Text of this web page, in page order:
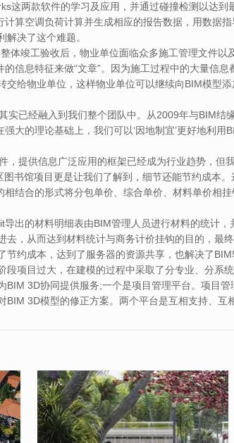
这两款软件的学习及应用，并通过碰撞检测以达到
算空调负荷计算并生成相应的报告数据，用数据
决了这个难题。
体竣工验收后，物业单位面临众多施工管理文件
信息特征来做“文章”。因为施工过程中的大量信
交给物业单位，这样物业单位可以继续向BIM模型
实已经融入到我们整个团队中。从2009年与BIM
大的理论基础上，我们可以‘因地制宜’更好地利用
，提供信息广泛应用的框架已经成为行业趋势，但
图书馆项目更是让我们了解到，细节还能节约成
结合的形式将分包单价、综合单价、材料单价相
出的材料明细表由BIM管理人员进行材料的统计
，从而达到材料统计与商务计价挂钩的目的，最
约成本，达到了服务器的资源共享，也解决了
段项目过大，在建模的过程中采取了分专业、分
BIM 3D协同提供服务;一个是项目管理平台。项目
BIM 3D模型的修正方案。两个平台是互相支持、